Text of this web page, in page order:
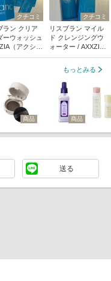
クチコミ
ラン クリア
ーウォッシュ
（アクシー
クチコミ
リスブラン マイル
ド クレンジングウ
ォーター / AXXZIA
もっとみる
商品 商品
送る